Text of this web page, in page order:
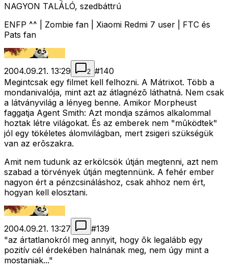
NAGYON TALÁLÓ, szedbáttrú
ENFP ^^ | Zombie fan | Xiaomi Redmi 7 user | FTC és
Pats fan
2004.09.21. 13:29 2 #140
Megintcsak egy filmet kell felhozni. A Mátrixot. Több a
mondanivalója, mint azt az átlagnézõ láthatná. Nem csak
a látványvilág a lényeg benne. Amikor Morpheust
faggatja Agent Smith: Azt mondja számos alkalommal
hoztak létre világokat. És az emberek nem "mûködtek"
jól egy tökéletes álomvilágban, mert zsigeri szükségük
van az erõszakra.
Amit nem tudunk az erkölcsök útján megtenni, azt nem
szabad a törvények útján megtennünk. A fehér ember
nagyon ért a pénzcsináláshoz, csak ahhoz nem ért,
hogyan kell elosztani.
2004.09.21. 13:27 #139
"az ártatlanokról meg annyit, hogy õk legalább egy
pozitív cél érdekében halnának meg, nem úgy mint a
mostaniak..."